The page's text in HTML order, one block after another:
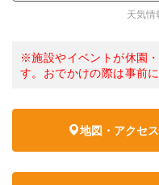
天気
※施設やイベントが休園
す。おでかけの際は事前
地図・アクセ